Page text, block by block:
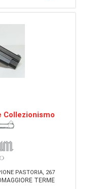
Collezionismo
PASTORIA, 267
TERME